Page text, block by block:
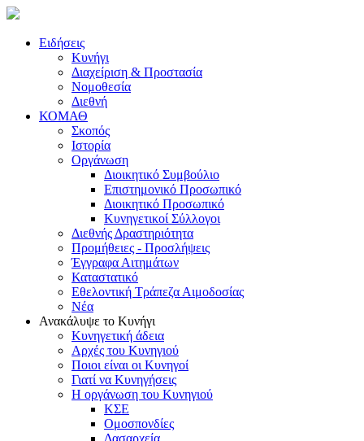
Ειδήσεις
Κυνήγι
Διαχείριση & Προστασία
Νομοθεσία
Διεθνή
ΚΟΜΑΘ
Σκοπός
Ιστορία
Οργάνωση
Διοικητικό Συμβούλιο
Επιστημονικό Προσωπικό
Διοικητικό Προσωπικό
Κυνηγετικοί Σύλλογοι
Διεθνής Δραστηριότητα
Προμήθειες - Προσλήψεις
Έγγραφα Αιτημάτων
Καταστατικό
Εθελοντική Τράπεζα Αιμοδοσίας
Νέα
Ανακάλυψε το Κυνήγι
Κυνηγετική άδεια
Αρχές του Κυνηγιού
Ποιοι είναι οι Κυνηγοί
Γιατί να Κυνηγήσεις
Η οργάνωση του Κυνηγιού
ΚΣΕ
Ομοσπονδίες
Δασαρχεία